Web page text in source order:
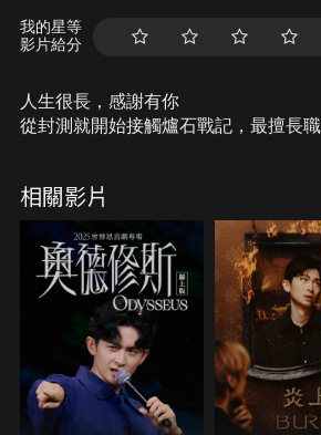
我的星等
影片給分
人生很長，感謝有你
從封測就開始接觸爐石戰記，最擅長
醒吧， 趁此良機，莫再猶豫，恭請蛇
典！ OSkomodo 還不一起加入蛇教跟
進!
相關影片